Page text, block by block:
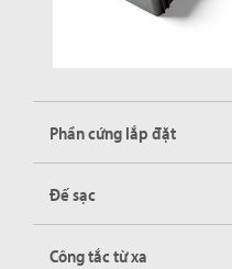
Phần cứng lắp đặt
Đế sạc
Công tắc từ xa